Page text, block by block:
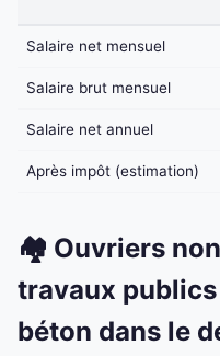
Salaire net mensuel
Salaire brut mensuel
Salaire net annuel
Après impôt (estimation)
🏘️ Ouvriers
travaux
béton dans le